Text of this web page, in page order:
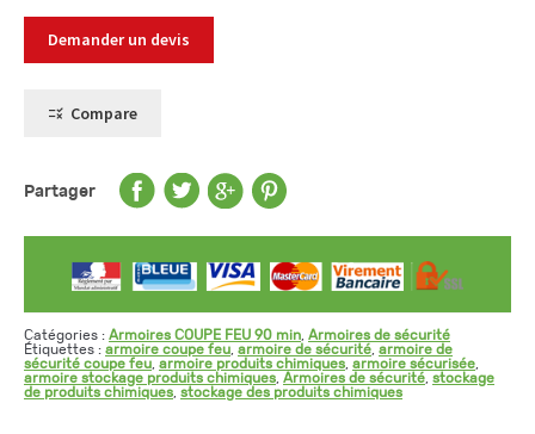
Demander un devis
Compare
Partager
Catégories : Armoires COUPE FEU 90 min Armoires de sécurité
Étiquettes : armoire coupe feu armoire de sécurité armoire de
sécurité coupe feu armoire produits chimiques armoire sécurisée
armoire stockage produits chimiques Armoires de sécurité stockage
de produits chimiques stockage des produits chimiques